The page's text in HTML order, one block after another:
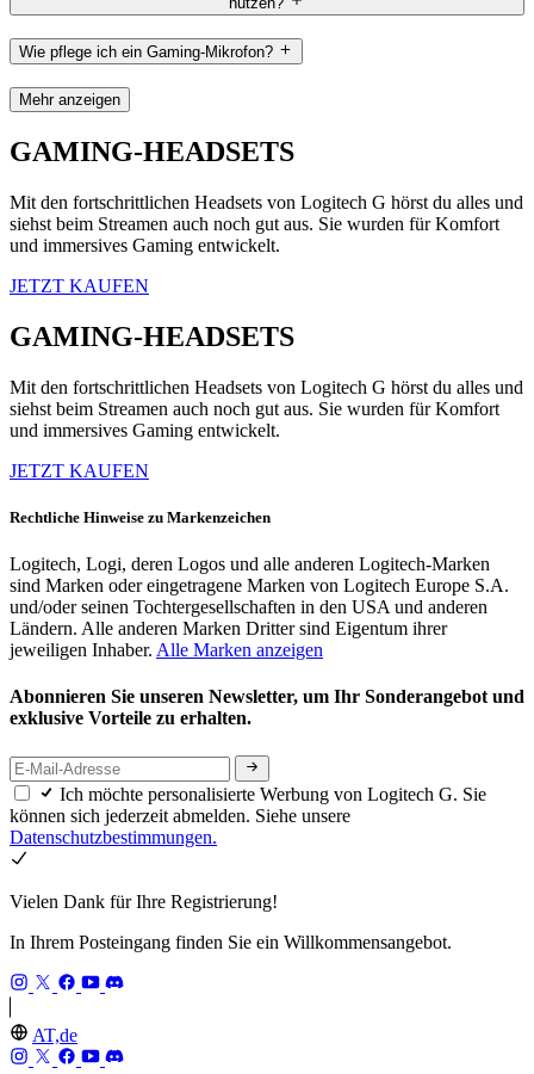
Wie pflege ich ein Gaming-Mikrofon?
Mehr anzeigen
GAMING-HEADSETS
Mit den fortschrittlichen Headsets von Logitech G hörst du alles und
siehst beim Streamen auch noch gut aus. Sie wurden für Komfort
und immersives Gaming entwickelt.
JETZT KAUFEN
GAMING-HEADSETS
Mit den fortschrittlichen Headsets von Logitech G hörst du alles und
siehst beim Streamen auch noch gut aus. Sie wurden für Komfort
und immersives Gaming entwickelt.
JETZT KAUFEN
Rechtliche Hinweise zu Markenzeichen
Logitech, Logi, deren Logos und alle anderen Logitech-Marken
sind Marken oder eingetragene Marken von Logitech Europe S.A.
und/oder seinen Tochtergesellschaften in den USA und anderen
Ländern. Alle anderen Marken Dritter sind Eigentum ihrer
jeweiligen Inhaber. Alle Marken anzeigen
Abonnieren Sie unseren Newsletter, um Ihr Sonderangebot und
exklusive Vorteile zu erhalten.
Ich möchte personalisierte Werbung von Logitech G. Sie
können sich jederzeit abmelden. Siehe unsere
Datenschutzbestimmungen.
Vielen Dank für Ihre Registrierung!
In Ihrem Posteingang finden Sie ein Willkommensangebot.
AT,de